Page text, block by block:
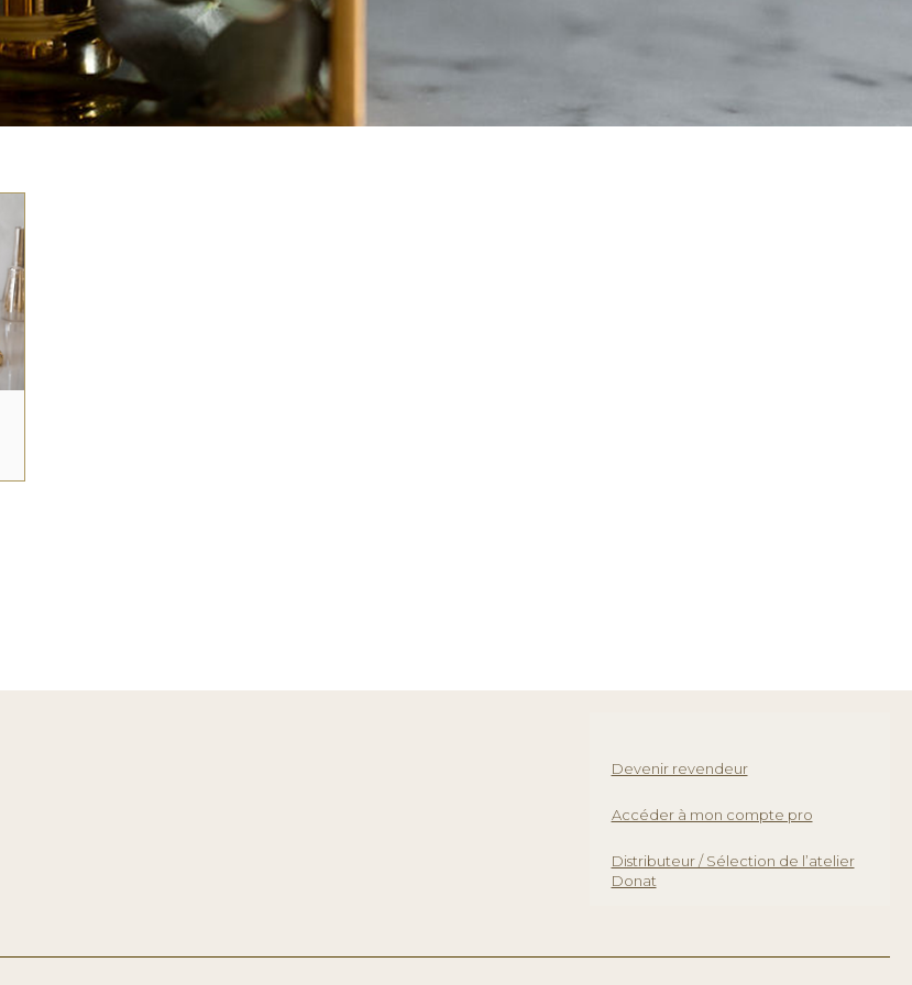
Devenir revendeur
Accéder à mon compte pro
Distributeur / Sélection de l’atelier
Donat